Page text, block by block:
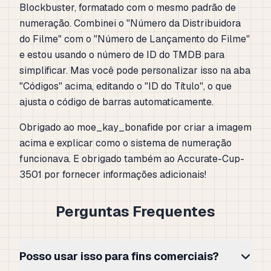
Blockbuster, formatado com o mesmo padrão de
numeração. Combinei o "Número da Distribuidora
do Filme" com o "Número de Lançamento do Filme"
e estou usando o número de ID do TMDB para
simplificar. Mas você pode personalizar isso na aba
"Códigos" acima, editando o "ID do Título", o que
ajusta o código de barras automaticamente.
Obrigado ao moe_kay_bonafide por criar a imagem
acima e explicar como o sistema de numeração
funcionava. E obrigado também ao Accurate-Cup-
3501 por fornecer informações adicionais!
Perguntas Frequentes
Posso usar isso para fins comerciais?